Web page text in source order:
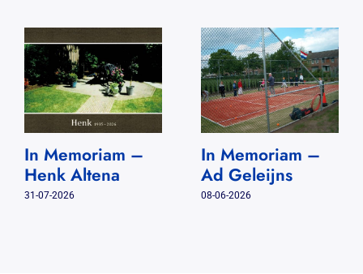
In Memoriam –
Henk Altena
31-07-2026
In Memoriam –
Ad Geleijns
08-06-2026